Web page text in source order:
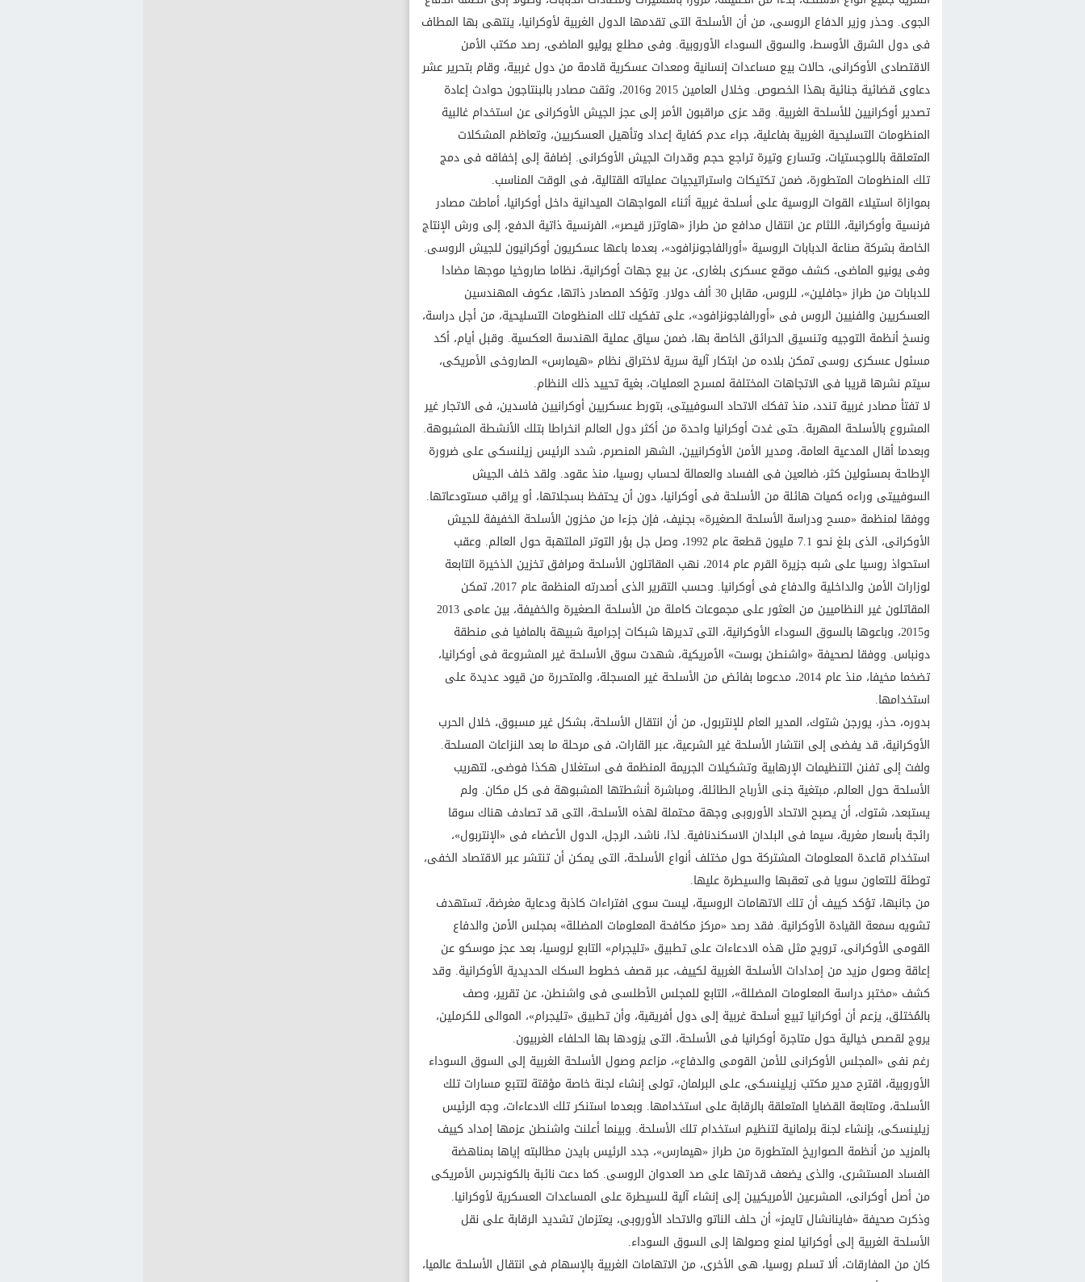
الجوى. وحذر وزير الدفاع الروسى، من أن الأسلحة التى تقدمها الدول الغربية لأوكرانيا، ينتهى بها المطاف
فى دول الشرق الأوسط، والسوق السوداء الأوروبية. وفى مطلع يوليو الماضى، رصد مكتب الأمن
الاقتصادى الأوكرانى، حالات بيع مساعدات إنسانية ومعدات عسكرية قادمة من دول غربية، وقام بتحرير عشر
دعاوى قضائية جنائية بهذا الخصوص. وخلال العامين 2015 و2016، وثقت مصادر بالبنتاجون حوادث إعادة
تصدير أوكرانيين للأسلحة الغربية. وقد عزى مراقبون الأمر إلى عجز الجيش الأوكرانى عن استخدام غالبية
المنظومات التسليحية الغربية بفاعلية، جراء عدم كفاية إعداد وتأهيل العسكريين، وتعاظم المشكلات
المتعلقة باللوجستيات، وتسارع وتيرة تراجع حجم وقدرات الجيش الأوكرانى. إضافة إلى إخفاقه فى دمج
تلك المنظومات المتطورة، ضمن تكتيكات واستراتيجيات عملياته القتالية، فى الوقت المناسب.
بموازاة استيلاء القوات الروسية على أسلحة غربية أثناء المواجهات الميدانية داخل أوكرانيا، أماطت مصادر
فرنسية وأوكرانية، اللثام عن انتقال مدافع من طراز «هاوتزر قيصر»، الفرنسية ذاتية الدفع، إلى ورش الإنتاج
الخاصة بشركة صناعة الدبابات الروسية «أورالفاجونزافود»، بعدما باعها عسكريون أوكرانيون للجيش الروسى.
وفى يونيو الماضى، كشف موقع عسكرى بلغارى، عن بيع جهات أوكرانية، نظاما صاروخيا موجها مضادا
للدبابات من طراز «جافلين»، للروس، مقابل 30 ألف دولار. وتؤكد المصادر ذاتها، عكوف المهندسين
العسكريين والفنيين الروس فى «أورالفاجونزافود»، على تفكيك تلك المنظومات التسليحية، من أجل دراسة،
ونسخ أنظمة التوجيه وتنسيق الحرائق الخاصة بها، ضمن سياق عملية الهندسة العكسية. وقبل أيام، أكد
مسئول عسكرى روسى تمكن بلاده من ابتكار آلية سرية لاختراق نظام «هيمارس» الصاروخى الأمريكى،
سيتم نشرها قريبا فى الاتجاهات المختلفة لمسرح العمليات، بغية تحييد ذلك النظام.
لا تفتأ مصادر غربية تندد، منذ تفكك الاتحاد السوفييتى، بتورط عسكريين أوكرانيين فاسدين، فى الاتجار غير
المشروع بالأسلحة المهربة. حتى غدت أوكرانيا واحدة من أكثر دول العالم انخراطا بتلك الأنشطة المشبوهة.
وبعدما أقال المدعية العامة، ومدير الأمن الأوكرانيين، الشهر المنصرم، شدد الرئيس زيلنسكى على ضرورة
الإطاحة بمسئولين كثر، ضالعين فى الفساد والعمالة لحساب روسيا، منذ عقود. ولقد خلف الجيش
السوفييتى وراءه كميات هائلة من الأسلحة فى أوكرانيا، دون أن يحتفظ بسجلاتها، أو يراقب مستودعاتها.
ووفقا لمنظمة «مسح ودراسة الأسلحة الصغيرة» بجنيف، فإن جزءا من مخزون الأسلحة الخفيفة للجيش
الأوكرانى، الذى بلغ نحو 7.1 مليون قطعة عام 1992، وصل جل بؤر التوتر الملتهبة حول العالم. وعقب
استحواذ روسيا على شبه جزيرة القرم عام 2014، نهب المقاتلون الأسلحة ومرافق تخزين الذخيرة التابعة
لوزارات الأمن والداخلية والدفاع فى أوكرانيا. وحسب التقرير الذى أصدرته المنظمة عام 2017، تمكن
المقاتلون غير النظاميين من العثور على مجموعات كاملة من الأسلحة الصغيرة والخفيفة، بين عامى 2013
و2015، وباعوها بالسوق السوداء الأوكرانية، التى تديرها شبكات إجرامية شبيهة بالمافيا فى منطقة
دونباس. ووفقا لصحيفة «واشنطن بوست» الأمريكية، شهدت سوق الأسلحة غير المشروعة فى أوكرانيا،
تضخما مخيفا، منذ عام 2014، مدعوما بفائض من الأسلحة غير المسجلة، والمتحررة من قيود عديدة على
استخدامها.
بدوره، حذر، يورجن شتوك، المدير العام للإنتربول، من أن انتقال الأسلحة، بشكل غير مسبوق، خلال الحرب
الأوكرانية، قد يفضى إلى انتشار الأسلحة غير الشرعية، عبر القارات، فى مرحلة ما بعد النزاعات المسلحة.
ولفت إلى تفنن التنظيمات الإرهابية وتشكيلات الجريمة المنظمة فى استغلال هكذا فوضى، لتهريب
الأسلحة حول العالم، مبتغية جنى الأرباح الطائلة، ومباشرة أنشطتها المشبوهة فى كل مكان. ولم
يستبعد، شتوك، أن يصبح الاتحاد الأوروبى وجهة محتملة لهذه الأسلحة، التى قد تصادف هناك سوقا
رائجة بأسعار مغرية، سيما فى البلدان الاسكندنافية. لذا، ناشد، الرجل، الدول الأعضاء فى «الإنتربول»،
استخدام قاعدة المعلومات المشتركة حول مختلف أنواع الأسلحة، التى يمكن أن تنتشر عبر الاقتصاد الخفى،
توطئة للتعاون سويا فى تعقبها والسيطرة عليها.
من جانبها، تؤكد كييف أن تلك الاتهامات الروسية، ليست سوى افتراءات كاذبة ودعاية مغرضة، تستهدف
تشويه سمعة القيادة الأوكرانية. فقد رصد «مركز مكافحة المعلومات المضللة» بمجلس الأمن والدفاع
القومى الأوكرانى، ترويج مثل هذه الادعاءات على تطبيق «تليجرام» التابع لروسيا، بعد عجز موسكو عن
إعاقة وصول مزيد من إمدادات الأسلحة الغربية لكييف، عبر قصف خطوط السكك الحديدية الأوكرانية. وقد
كشف «مختبر دراسة المعلومات المضللة»، التابع للمجلس الأطلسى فى واشنطن، عن تقرير، وصف
بالمُختلق، يزعم أن أوكرانيا تبيع أسلحة غربية إلى دول أفريقية، وأن تطبيق «تليجرام»، الموالى للكرملين،
يروج لقصص خيالية حول متاجرة أوكرانيا فى الأسلحة، التى يزودها بها الحلفاء الغربيون.
رغم نفى «المجلس الأوكرانى للأمن القومى والدفاع»، مزاعم وصول الأسلحة الغربية إلى السوق السوداء
الأوروبية، اقترح مدير مكتب زيلينسكى، على البرلمان، تولى إنشاء لجنة خاصة مؤقتة لتتبع مسارات تلك
الأسلحة، ومتابعة القضايا المتعلقة بالرقابة على استخدامها. وبعدما استنكر تلك الادعاءات، وجه الرئيس
زيلينسكى، بإنشاء لجنة برلمانية لتنظيم استخدام تلك الأسلحة. وبينما أعلنت واشنطن عزمها إمداد كييف
بالمزيد من أنظمة الصواريخ المتطورة من طراز «هيمارس»، جدد الرئيس بايدن مطالبته إياها بمناهضة
الفساد المستشرى، والذى يضعف قدرتها على صد العدوان الروسى. كما دعت نائبة بالكونجرس الأمريكى
من أصل أوكرانى، المشرعين الأمريكيين إلى إنشاء آلية للسيطرة على المساعدات العسكرية لأوكرانيا.
وذكرت صحيفة «فاينانشال تايمز» أن حلف الناتو والاتحاد الأوروبى، يعتزمان تشديد الرقابة على نقل
الأسلحة الغربية إلى أوكرانيا لمنع وصولها إلى السوق السوداء.
كان من المفارقات، ألا تسلم روسيا، هى الأخرى، من الاتهامات الغربية بالإسهام فى انتقال الأسلحة عالميا،